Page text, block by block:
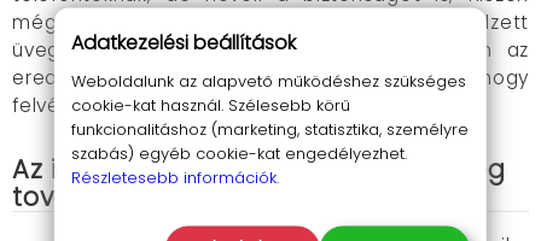
még egy extra védelmi réteget biztosít. Az edzett
üveg nem csak védelmi célt szolgál, hanem az
eredeti képminőséget is megtartja, biztosítva, hogy
felvételeid élesek maradjanak.
Az iPhone 14 lencsevédő edzett üveg
további előnyei
Adatkezelési beállítások
Weboldalunk az alapvető működéshez szükséges
cookie-kat használ. Szélesebb körű
funkcionalitáshoz (marketing, statisztika, személyre
szabás) egyéb cookie-kat engedélyezhet.
Részletesebb információk.